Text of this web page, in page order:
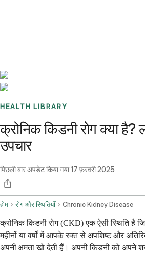
HEALTH LIBRARY
क्रोनिक किडनी रोग क्या
उपचार
पिछली बार अपडेट किया गया17 फ़रवरी 2025
होम रोग और स्थितियाँ Chronic Kidney Disease
क्रोनिक किडनी रोग (CKD) एक ऐसी स्थिति है
महीनों या वर्षों में आपके रक्त से अपशिष्ट और
अपनी क्षमता खो देती हैं। अपनी किडनी को अपने